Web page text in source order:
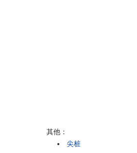
其他：
尖桩